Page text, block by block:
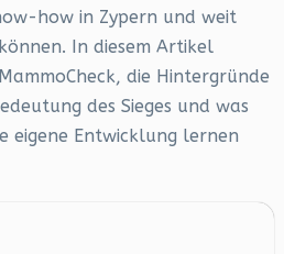
how in Zypern und weit
In diesem Artikel
die Hintergründe
des Sieges und was
eigene Entwicklung lernen